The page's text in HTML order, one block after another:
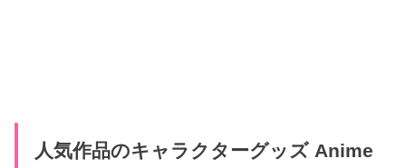
人気作品のキャラクターグッズ Anime